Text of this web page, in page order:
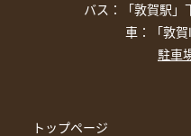
バス：「敦賀駅」
車：「敦
駐車
トップページ